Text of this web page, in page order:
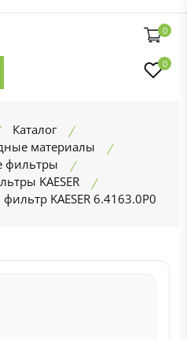
0
0
Каталог
материалы
фильтры
KAESER
KAESER 6.4163.0P0